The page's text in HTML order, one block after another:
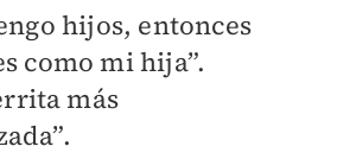
hijos, entonces
como mi hija”.
más